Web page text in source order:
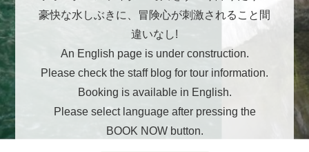
豪快な水しぶきに、冒険心が刺激されること間
違いなし!
An English page is under construction.
Please check the staff blog for tour information.
Booking is available in English.
Please select language after pressing the
BOOK NOW button.